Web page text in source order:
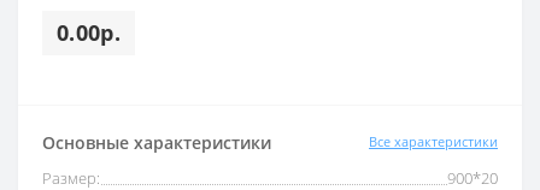
0.00р.
Основные характеристики Все характеристики
Размер:
900*20